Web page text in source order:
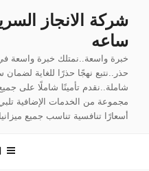
المحتوىساعه
خبرة واسعة..نمتلك خبرة واسعة
حذر..نتبع نهجًا حذرًا للغاية
شاملة..نقدم تأمينًا شاملًا على
مجموعة من الخدمات الإضافية
أسعارًا تنافسية تناسب جميع